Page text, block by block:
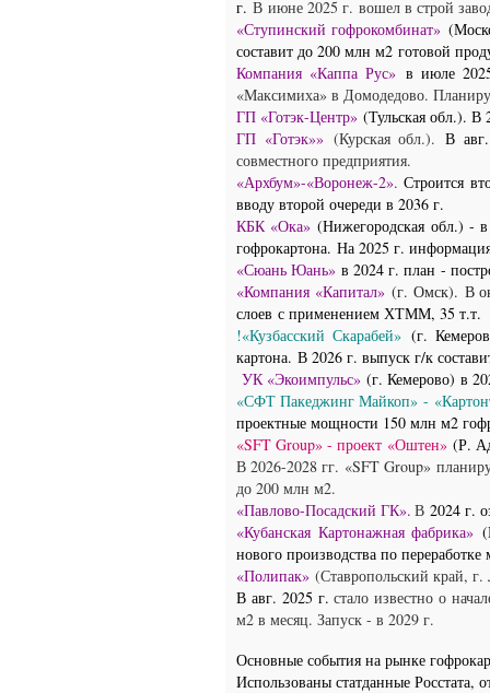
г. В июне 2025 г. вошел в строй
«Ступинский гофрокомбинат»
составит до 200 млн м2 готовой
Компания «Каппа Рус» в июле
«Максимиха» в Домодедово.
ГП «Готэк-Центр» (Тульская обл.). В
ГП «Готэк»» (Курская обл.).В
совместного предприятия.
«Архбум»-«Воронеж-2». Строится
вводу второй очереди в 2036 г.
КБК «Ока» (Нижегородская обл.) -
гофрокартона. На 2025 г. информация
«Сюань Юань» в 2024 г. план -
«Компания «Капитал» (г. Омск). В
слоев с применением ХТММ, 35 т.т.
!«Кузбасский Скарабей» (г.
картона. В 2026 г. выпуск г/к
УК «Экоимпульс» (г. Кемерово) в
«СФТ Пакеджинг Майкоп» -
проектные мощности 150 млн м2
«SFT Group» - проект «Оштен» (Р.
В 2026-2028 гг. «SFT Group»
до 200 млн м2.
«Павлово-Посадский ГК». В 2024 г.
«Кубанская Картонажная фабрика»
нового производства по
«Полипак» (Ставропольский край,
В авг. 2025 г. стало известно о
м2 в месяц. Запуск - в 2029 г.
Основные события на рынке
Использованы статданные Росстата,